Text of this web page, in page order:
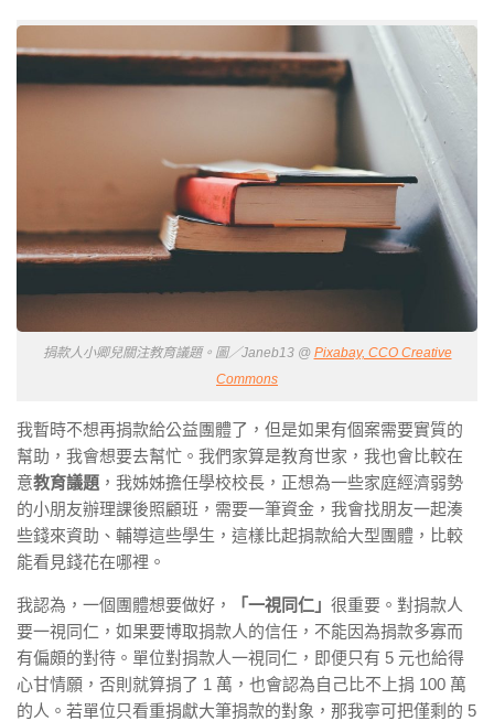
捐款人小卿兒關注教育議題。圖／Janeb13 @ Pixabay, CCO Creative
Commons
我暫時不想再捐款給公益團體了，但是如果有個案需要實質的
幫助，我會想要去幫忙。我們家算是教育世家，我也會比較在
意教育議題 ，我姊姊擔任學校校長，正想為一些家庭經濟弱勢
的小朋友辦理課後照顧班，需要一筆資金，我會找朋友一起湊
些錢來資助、輔導這些學生，這樣比起捐款給大型團體，比較
能看見錢花在哪裡。
我認為，一個團體想要做好， 「一視同仁」 很重要。對捐款人
要一視同仁，如果要博取捐款人的信任，不能因為捐款多寡而
有偏頗的對待。單位對捐款人一視同仁，即便只有 5 元也給得
心甘情願，否則就算捐了 1 萬，也會認為自己比不上捐 100 萬
的人。若單位只看重捐獻大筆捐款的對象，那我寧可把僅剩的 5